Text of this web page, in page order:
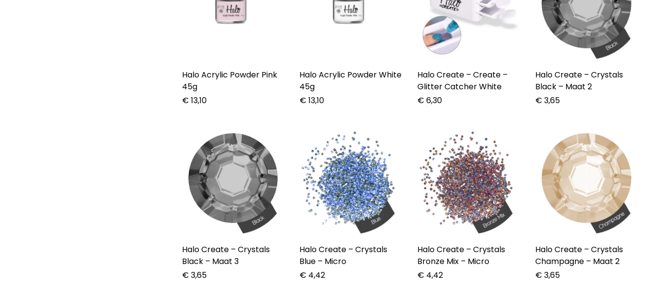
Halo Acrylic Powder Pink
45g
€ 13,10
Halo Acrylic Powder White
45g
€ 13,10
Halo Create – Create –
Glitter Catcher White
€ 6,30
Halo Create – Crystals
Black – Maat 2
€ 3,65
Halo Create – Crystals
Black – Maat 3
€ 3,65
Halo Create – Crystals
Blue – Micro
€ 4,42
Halo Create – Crystals
Bronze Mix – Micro
€ 4,42
Halo Create – Crystals
Champagne – Maat 2
€ 3,65